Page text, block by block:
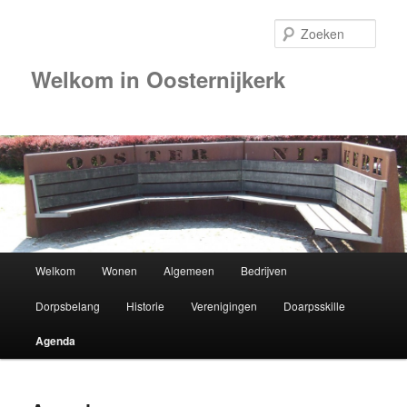
Welkom in Oosternijkerk
Spring
naar
de
Welkom Wonen Algemeen Bedrijven
Dorpsbelang Historie Verenigingen Doarpsskille
Agenda